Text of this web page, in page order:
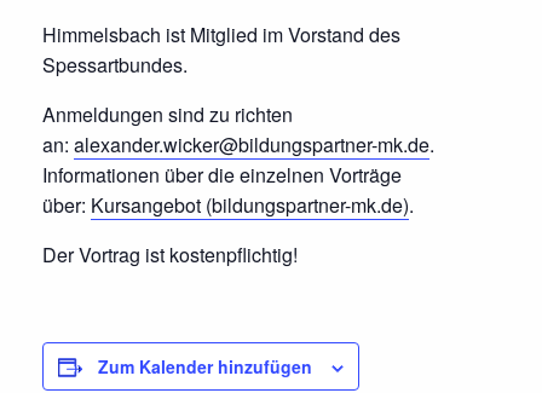
Himmelsbach ist Mitglied im Vorstand des
Spessartbundes.
Anmeldungen sind zu richten
an: alexander.wicker@bildungspartner-mk.de.
Informationen über die einzelnen Vorträge
über: Kursangebot (bildungspartner-mk.de).
Der Vortrag ist kostenpflichtig!
Zum Kalender hinzufügen